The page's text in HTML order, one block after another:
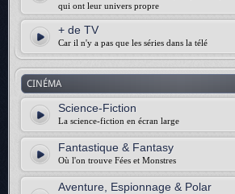
qui ont leur univers propre
+ de TV
Car il n'y a pas que les séries dans la télé
CINÉMA
Science-Fiction
La science-fiction en écran large
Fantastique & Fantasy
Où l'on trouve Fées et Monstres
Aventure, Espionnage & Polar